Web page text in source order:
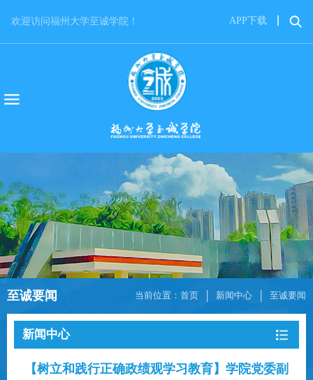
欢迎访问福州大学至诚学院！ APP下载
当前位置： 首页 新闻中心 至诚要闻
至诚要闻
新闻中心
【树立和践行正确政绩观学习教育】学院党委副